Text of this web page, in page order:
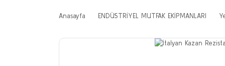
Anasayfa ENDÜSTRİYEL MUTFAK EKİPMANLARI